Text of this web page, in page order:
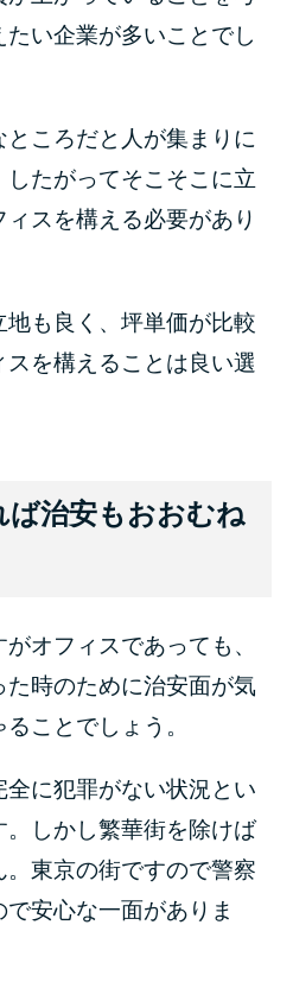
い企業が多いことでし
ところだと人が集まりに
したがってそこそこに立
スを構える必要があり
も良く、坪単価が比較
を構えることは良い選
ば治安もおおむね
オフィスであっても、
時のために治安面が気
ことでしょう。
全に犯罪がない状況とい
。しかし繁華街を除けば
東京の街ですので警察
安心な一面がありま